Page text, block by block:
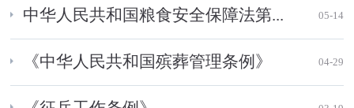
中华人民共和国粮食安全保障法第... 05-14
《中华人民共和国殡葬管理条例》 04-29